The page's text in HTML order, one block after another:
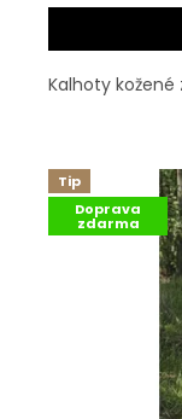
Kalhoty
Tip
Doprava
zdarma